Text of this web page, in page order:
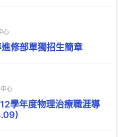
心
修部單獨招生簡章
心
學年度物理治療職涯導